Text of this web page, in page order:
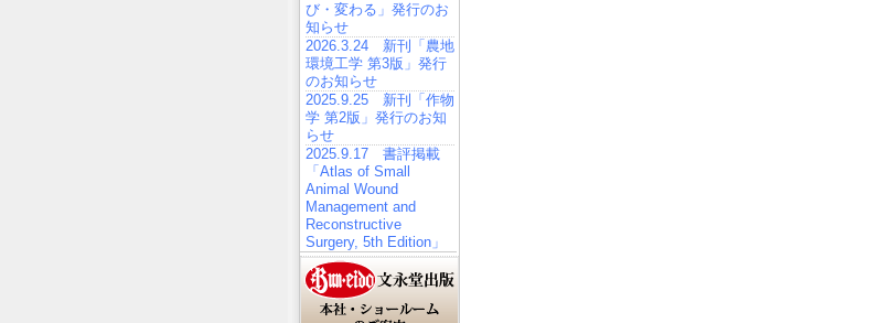
び・変わる」発行のお
知らせ
2026.3.24 新刊「農地
環境工学 第3版」発行
のお知らせ
2025.9.25 新刊「作物
学 第2版」発行のお知
らせ
2025.9.17 書評掲載
「Atlas of Small
Animal Wound
Management and
Reconstructive
Surgery, 5th Edition」